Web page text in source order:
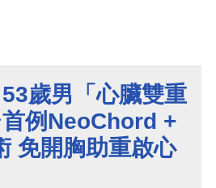
歲男「心臟雙重
例NeoChord +
免開胸助重啟心